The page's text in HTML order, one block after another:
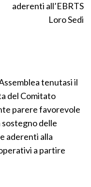
aderenti all’EBRTS
Loro Sedi
tenutasi il
del Comitato
parere favorevole
sostegno delle
aderenti alla
a partire